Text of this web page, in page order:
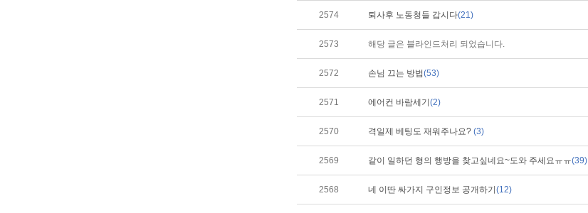
2574 퇴사후 노동청들 갑시다(21)
2573 해당 글은 블라인드처리 되었습니다.
2572 손님 끄는 방법(53)
2571 에어컨 바람세기 (2)
2570 격일제 베팅도 재워주나요? (3)
2569 같이 일하던 형의 행방을 찾고싶네요~도와 주세요ㅠㅠ(39)
2568 네 이딴 싸가지 구인정보 공개하기 (12)